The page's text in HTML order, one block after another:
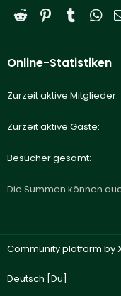
Reddit PinterestTumblr
Online-Statistiken
Zurzeit aktive Mitglieder
Zurzeit aktive Gäste
Besucher gesamt
Die Summen können
Community platform by
Deutsch [Du]